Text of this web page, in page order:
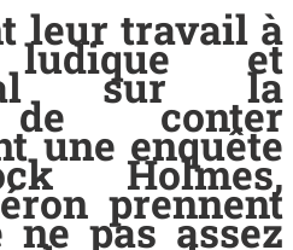
leur travail à
et
sur la
conter
une enquête
Holmes,
prennent
pas assez